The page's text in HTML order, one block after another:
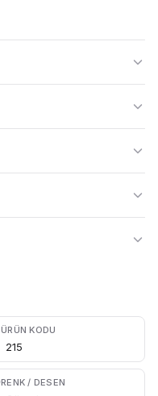
ÜRÜN KODU
215
RENK / DESEN